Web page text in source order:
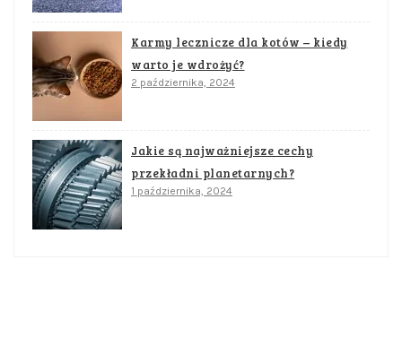
Karmy lecznicze dla kotów – kiedy
warto je wdrożyć?
2 października, 2024
Jakie są najważniejsze cechy
przekładni planetarnych?
1 października, 2024